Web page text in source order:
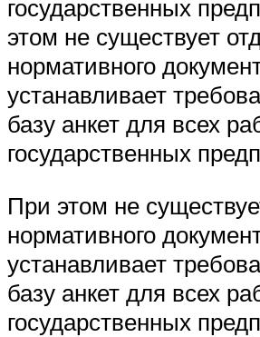
государственных
этом не существует
нормативного
устанавливает
базу анкет для всех
государственных
При этом не
нормативного
устанавливает
базу анкет для всех
государственных